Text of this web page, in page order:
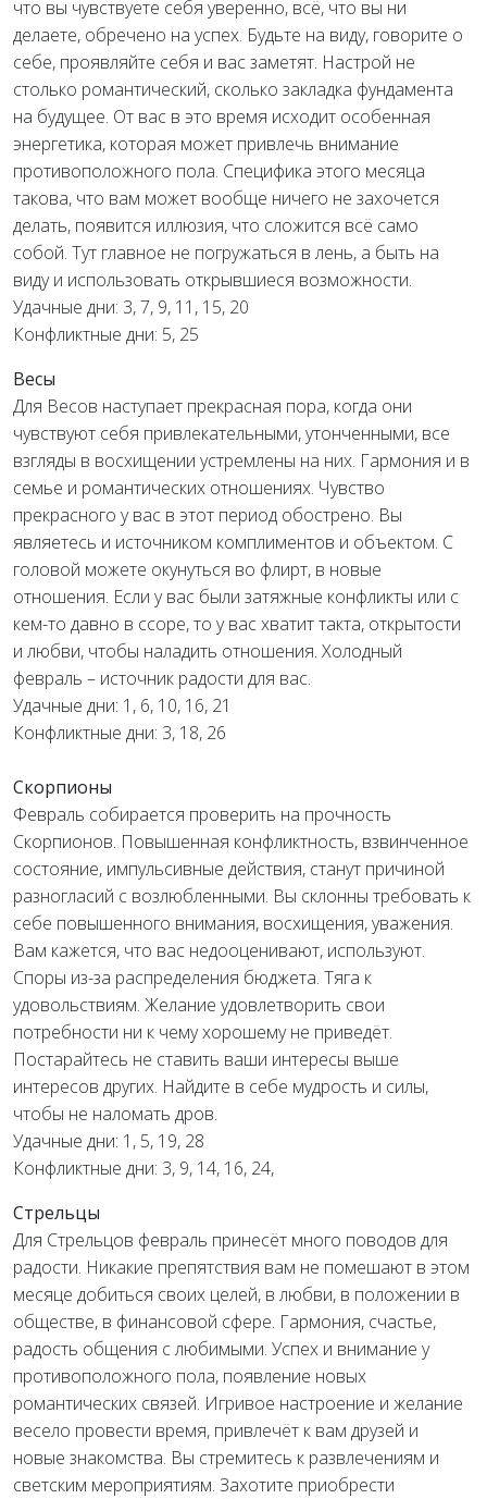
что вы чувствуете себя уверенно, всё, что вы ни
делаете, обречено на успех. Будьте на виду, говорите о
себе, проявляйте себя и вас заметят. Настрой не
столько романтический, сколько закладка фундамента
на будущее. От вас в это время исходит особенная
энергетика, которая может привлечь внимание
противоположного пола. Специфика этого месяца
такова, что вам может вообще ничего не захочется
делать, появится иллюзия, что сложится всё само
собой. Тут главное не погружаться в лень, а быть на
виду и использовать открывшиеся возможности.
Удачные дни: 3, 7, 9, 11, 15, 20
Конфликтные дни: 5, 25
Весы
Для Весов наступает прекрасная пора, когда они
чувствуют себя привлекательными, утонченными, все
взгляды в восхищении устремлены на них. Гармония и в
семье и романтических отношениях. Чувство
прекрасного у вас в этот период обострено. Вы
являетесь и источником комплиментов и объектом. С
головой можете окунуться во флирт, в новые
отношения. Если у вас были затяжные конфликты или с
кем-то давно в ссоре, то у вас хватит такта, открытости
и любви, чтобы наладить отношения. Холодный
февраль – источник радости для вас.
Удачные дни: 1, 6, 10, 16, 21
Конфликтные дни: 3, 18, 26
Скорпионы
Февраль собирается проверить на прочность
Скорпионов. Повышенная конфликтность, взвинченное
состояние, импульсивные действия, станут причиной
разногласий с возлюбленными. Вы склонны требовать к
себе повышенного внимания, восхищения, уважения.
Вам кажется, что вас недооценивают, используют.
Споры из-за распределения бюджета. Тяга к
удовольствиям. Желание удовлетворить свои
потребности ни к чему хорошему не приведёт.
Постарайтесь не ставить ваши интересы выше
интересов других. Найдите в себе мудрость и силы,
чтобы не наломать дров.
Удачные дни: 1, 5, 19, 28
Конфликтные дни: 3, 9, 14, 16, 24,
Стрельцы
Для Стрельцов февраль принесёт много поводов для
радости. Никакие препятствия вам не помешают в этом
месяце добиться своих целей, в любви, в положении в
обществе, в финансовой сфере. Гармония, счастье,
радость общения с любимыми. Успех и внимание у
противоположного пола, появление новых
романтических связей. Игривое настроение и желание
весело провести время, привлечёт к вам друзей и
новые знакомства. Вы стремитесь к развлечениям и
светским мероприятиям. Захотите приобрести